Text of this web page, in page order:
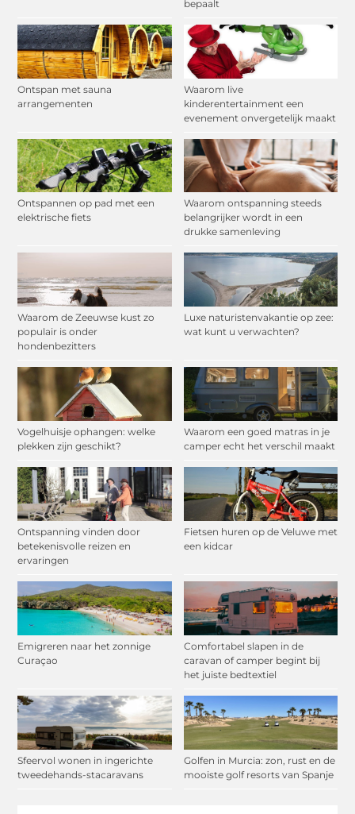
bepaalt
Ontspan met sauna
arrangementen
Waarom live
kinderentertainment een
evenement onvergetelijk maakt
Ontspannen op pad met een
elektrische fiets
Waarom ontspanning steeds
belangrijker wordt in een
drukke samenleving
Waarom de Zeeuwse kust zo
populair is onder
hondenbezitters
Luxe naturistenvakantie op zee:
wat kunt u verwachten?
Vogelhuisje ophangen: welke
plekken zijn geschikt?
Waarom een goed matras in je
camper echt het verschil maakt
Ontspanning vinden door
betekenisvolle reizen en
ervaringen
Fietsen huren op de Veluwe met
een kidcar
Emigreren naar het zonnige
Curaçao
Comfortabel slapen in de
caravan of camper begint bij
het juiste bedtextiel
Sfeervol wonen in ingerichte
tweedehands-stacaravans
Golfen in Murcia: zon, rust en de
mooiste golf resorts van Spanje